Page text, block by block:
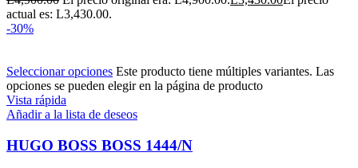
actual es: L3,430.00.
-30%
Seleccionar opciones Este producto tiene múltiples variantes. Las
opciones se pueden elegir en la página de producto
Vista rápida
Añadir a la lista de deseos
HUGO BOSS BOSS 1444/N